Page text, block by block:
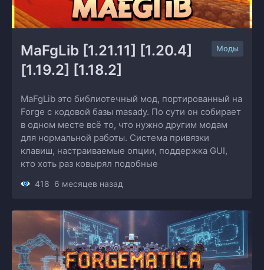
MaFgLib [1.21.11] [1.20.4]
[1.19.2] [1.18.2]
Моды
MaFgLib это библиотечный мод, портированный на
Forge с кодовой базы masady. По сути он собирает
в одном месте всё то, что нужно другим модам
для нормальной работы. Система привязки
клавиш, настраиваемые опции, поддержка GUI,
кто хоть раз ковырял подобные
418 6 месяцев назад